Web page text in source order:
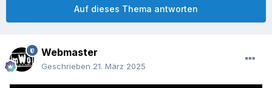
Auf dieses Thema antworten
Webmaster
Geschrieben 21. März 2025